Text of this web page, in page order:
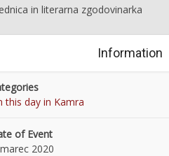
in literarna zgodovinarka
Information
this day in Kamra
of Event
2020